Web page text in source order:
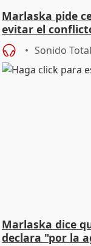
Marlaska pide
evitar el
Sonido
Marlaska dice
declara "por la